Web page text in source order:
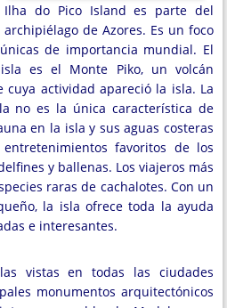
Ilha do Pico Island es parte del
archipiélago de Azores. Es un foco
de importancia mundial. El
es el Monte Piko, un volcán
cuya actividad apareció la isla. La
no es la única característica de
en la isla y sus aguas costeras
favoritos de los
y ballenas. Los viajeros más
raras de cachalotes. Con un
la isla ofrece toda la ayuda
e interesantes.
vistas en todas las ciudades
monumentos arquitectónicos